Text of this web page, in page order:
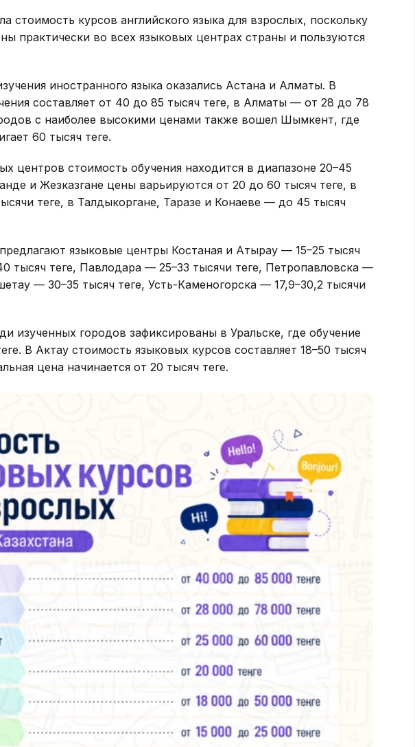
стоимость курсов английского языка для взрослых, поскольку
практически во всех языковых центрах страны и пользуются
иностранного языка оказались Астана и Алматы. В
составляет от 40 до 85 тысяч теңге, в Алматы — от 28 до 78
с наиболее высокими ценами также вошел Шымкент, где
60 тысяч теңге.
центров стоимость обучения находится в диапазоне 20–45
и Жезказгане цены варьируются от 20 до 60 тысяч теңге, в
теңге, в Талдыкоргане, Таразе и Конаеве — до 45 тысяч
языковые центры Костаная и Атырау — 15–25 тысяч
тысяч теңге, Павлодара — 25–33 тысячи теңге, Петропавловска —
— 30–35 тысяч теңге, Усть-Каменогорска — 17,9–30,2 тысячи
изученных городов зафиксированы в Уральске, где обучение
В Актау стоимость языковых курсов составляет 18–50 тысяч
цена начинается от 20 тысяч теңге.